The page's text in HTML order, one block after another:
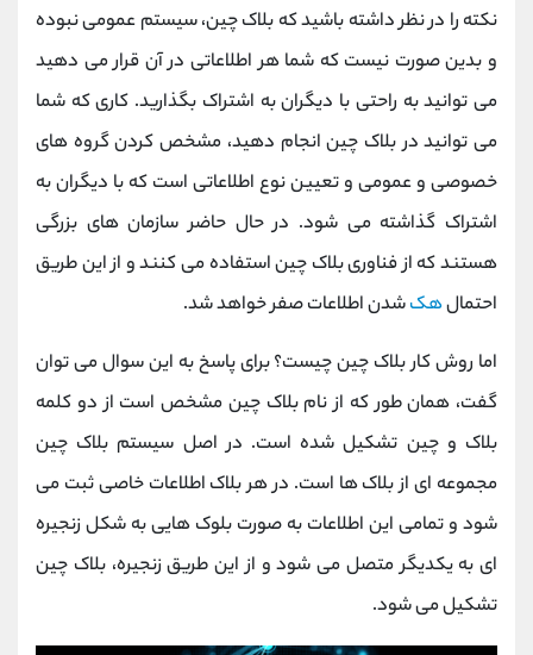
نکته را در نظر داشته باشید که بلاک چین، سیستم عمومی نبوده
و بدین صورت نیست که شما هر اطلاعاتی در آن قرار می دهید
می توانید به راحتی با دیگران به اشتراک بگذارید. کاری که شما
می توانید در بلاک چین انجام دهید، مشخص کردن گروه های
خصوصی و عمومی و تعیین نوع اطلاعاتی است که با دیگران به
اشتراک گذاشته می شود. در حال حاضر سازمان های بزرگی
هستند که از فناوری بلاک چین استفاده می کنند و از این طریق
احتمالهکشدن اطلاعات صفر خواهد شد.
اما روش کار بلاک چین چیست؟ برای پاسخ به این سوال می توان
گفت، همان طور که از نام بلاک چین مشخص است از دو کلمه
بلاک و چین تشکیل شده است. در اصل سیستم بلاک چین
مجموعه ای از بلاک ها است. در هر بلاک اطلاعات خاصی ثبت می
شود و تمامی این اطلاعات به صورت بلوک هایی به شکل زنجیره
ای به یکدیگر متصل می شود و از این طریق زنجیره، بلاک چین
تشکیل می شود.